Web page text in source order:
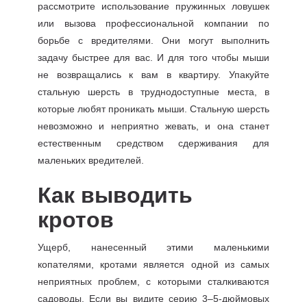
рассмотрите использование пружинных ловушек
или вызова профессиональной компании по
борьбе с вредителями. Они могут выполнить
задачу быстрее для вас. И для того чтобы мыши
не возвращались к вам в квартиру. Упакуйте
стальную шерсть в труднодоступные места, в
которые любят проникать мыши. Стальную шерсть
невозможно и неприятно жевать, и она станет
естественным средством сдерживания для
маленьких вредителей.
Как выводить
кротов
Ущерб, нанесенный этими маленькими
копателями, кротами является одной из самых
неприятных проблем, с которыми сталкиваются
садоводы. Если вы видите серию 3–5-дюймовых